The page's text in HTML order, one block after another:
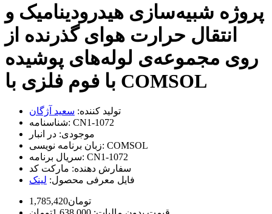
پروژه شبیه‌سازی هیدرودینامیک و
انتقال حرارت هوای گذرنده از
روی مجموعه‌ی لوله‌های پوشیده
با فوم فلزی با COMSOL
تولید کننده: سعید آژگان
شناسنامه: CN1-1072
موجودی: در انبار
زبان برنامه نویسی: COMSOL
سریال برنامه: CN1-1072
سفارش دهنده: مارکت کد
فایل معرفی محصول: لینک
1,785,420تومان